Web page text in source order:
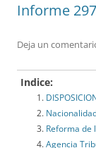
Informe
Deja un
Indice:
Reforma de
Agencia